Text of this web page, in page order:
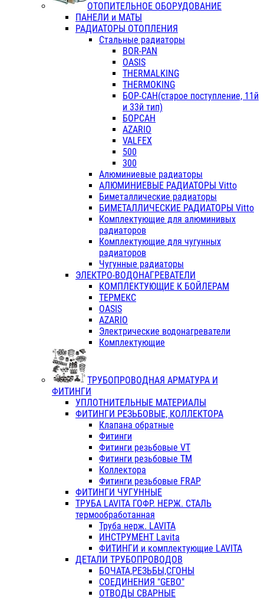
ОТОПИТЕЛЬНОЕ ОБОРУДОВАНИЕ
ПАНЕЛИ и МАТЫ
РАДИАТОРЫ ОТОПЛЕНИЯ
Стальные радиаторы
BOR-PAN
OASIS
THERMALKING
THERMOKING
БОР-САН(старое поступление, 11й
и 33й тип)
БОРСАН
AZARIO
VALFEX
500
300
Алюминиевые радиаторы
АЛЮМИНИЕВЫЕ РАДИАТОРЫ Vitto
Биметаллические радиаторы
БИМЕТАЛЛИЧЕСКИЕ РАДИАТОРЫ Vitto
Комплектующие для алюминивых
радиаторов
Комплектующие для чугунных
радиаторов
Чугунные радиаторы
ЭЛЕКТРО-ВОДОНАГРЕВАТЕЛИ
КОМПЛЕКТУЮЩИЕ К БОЙЛЕРАМ
ТЕРМЕКС
OASIS
AZARIO
Электрические водонагреватели
Комплектующие
ТРУБОПРОВОДНАЯ АРМАТУРА И
ФИТИНГИ
УПЛОТНИТЕЛЬНЫЕ МАТЕРИАЛЫ
ФИТИНГИ РЕЗЬБОВЫЕ, КОЛЛЕКТОРА
Клапана обратные
Фитинги
Фитинги резьбовые VT
Фитинги резьбовые ТМ
Коллектора
Фитинги резьбовые FRAP
ФИТИНГИ ЧУГУННЫЕ
ТРУБА LAVITA ГОФР. НЕРЖ. СТАЛЬ
термообработанная
Труба нерж. LAVITA
ИНСТРУМЕНТ Lavita
ФИТИНГИ и комплектующие LAVITA
ДЕТАЛИ ТРУБОПРОВОДОВ
БОЧАТА,РЕЗЬБЫ,СГОНЫ
СОЕДИНЕНИЯ "GEBO"
ОТВОДЫ СВАРНЫЕ